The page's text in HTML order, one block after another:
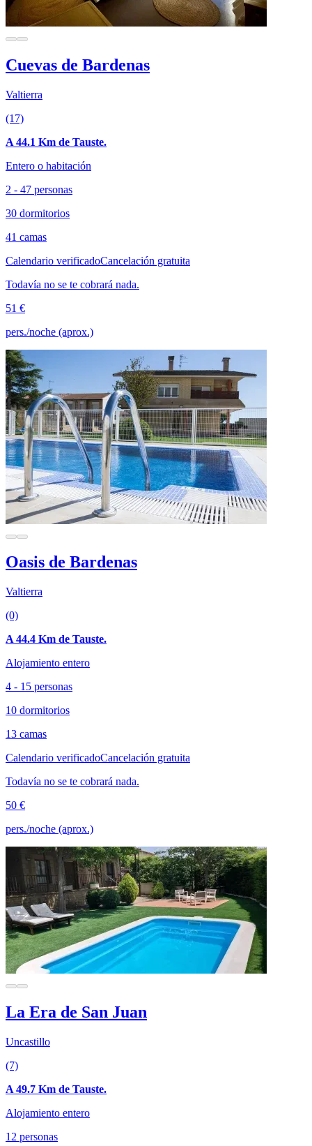
Cuevas de Bardenas
Valtierra
(17)
A 44.1 Km de Tauste.
Entero o habitación
2 - 47 personas
30 dormitorios
41 camas
Calendario verificadoCancelación gratuita
Todavía no se te cobrará nada.
51 €
pers./noche (aprox.)
Oasis de Bardenas
Valtierra
(0)
A 44.4 Km de Tauste.
Alojamiento entero
4 - 15 personas
10 dormitorios
13 camas
Calendario verificadoCancelación gratuita
Todavía no se te cobrará nada.
50 €
pers./noche (aprox.)
La Era de San Juan
Uncastillo
(7)
A 49.7 Km de Tauste.
Alojamiento entero
12 personas